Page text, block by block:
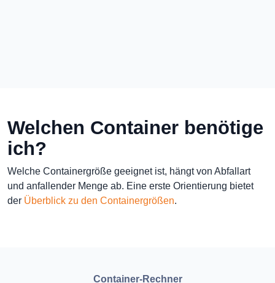
Welchen Container benötige
ich?
Welche Containergröße geeignet ist, hängt von Abfallart
und anfallender Menge ab. Eine erste Orientierung bietet
der Überblick zu den Containergrößen.
Container-Rechner